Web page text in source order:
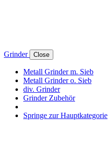
Grinder Close
Metall Grinder m. Sieb
Metall Grinder o. Sieb
div. Grinder
Grinder Zubehör
Springe zur Hauptkategorie